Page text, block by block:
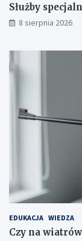
Służby
8 sierpnia 2026
EDUKACJA WIEDZA
Czy na